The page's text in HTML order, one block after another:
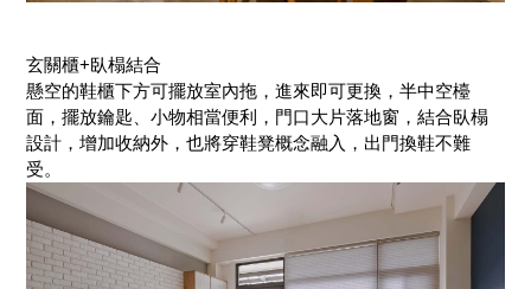
玄關櫃+臥榻結合
懸空的鞋櫃下方可擺放室內拖，進來即可更換，半中空檯
面，擺放鑰匙、小物相當便利，門口大片落地窗，結合臥榻
設計，增加收納外，也將穿鞋凳概念融入，出門換鞋不難
受。